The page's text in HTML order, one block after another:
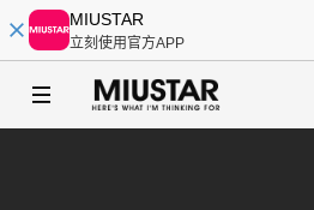
MIUSTAR
立刻使用官方APP